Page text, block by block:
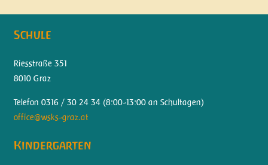
Schule
Riesstraße 351
8010 Graz
Telefon 0316 / 30 24 34 (8:00-13:00 an Schultagen)
office@wsks-graz.at
Kindergarten